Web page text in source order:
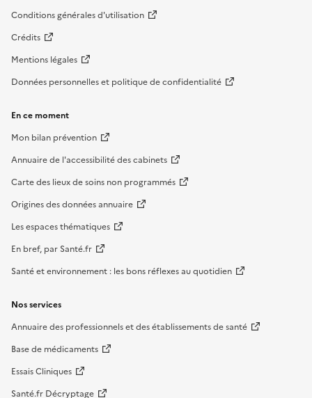
Conditions générales d'utilisation
Crédits
Mentions légales
Données personnelles et politique de confidentialité
En ce moment
Mon bilan prévention
Annuaire de l'accessibilité des cabinets
Carte des lieux de soins non programmés
Origines des données annuaire
Les espaces thématiques
En bref, par Santé.fr
Santé et environnement : les bons réflexes au quotidien
Nos services
Annuaire des professionnels et des établissements de santé
Base de médicaments
Essais Cliniques
Santé.fr Décryptage